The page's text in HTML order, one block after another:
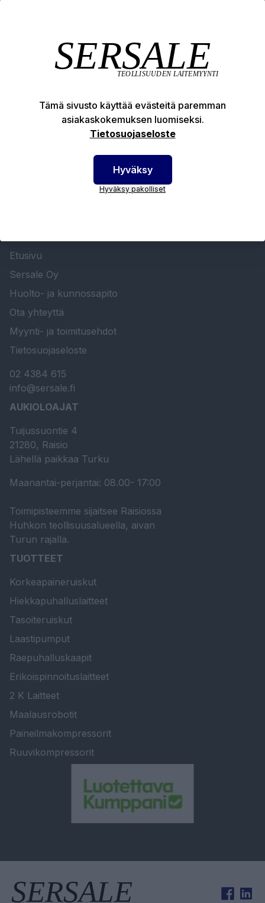
Tekniset edut
Etusivu
Sersale Oy
Huolto- ja kunnossapito
Ota yhteyttä
Myynti- ja toimitusehdot
Tietosuojaseloste
02 4384 615
info@sersale.fi
AUKIOLOAJAT
Tuijussuontie 4
21280, Raisio
Lähellä paikkaa Turku
Maanantai-perjantai: 08.00- 17:00
Toimipisteemme sijaitsee Raisiossa
Huhkon teollisuusalueella, aivan
Turun rajalla.
TUOTTEET
Korkeapaineruiskut
Hiekkapuhalluslaitteet
Tasoiteruiskut
Laastipumput
Raepuhalluskaapit
Erikoispinnoituslaitteet
2 K Laitteet
Maalausrobotit
Paineilmakompressorit
Ruuvikompressorit
Tämä sivusto käyttää evästeitä paremman
asiakaskokemuksen luomiseksi.
Tietosuojaseloste
Hyväksy
Hyväksy pakolliset